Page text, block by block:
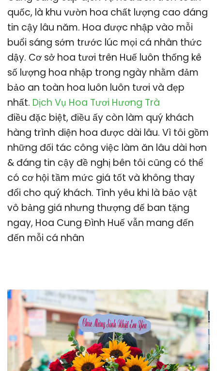
quốc, là khu vườn hoa chất lượng cao đáng
tin cậy lâu năm. Hoa được nhập vào mỗi
buổi sáng sớm trước lúc mọi cá nhân thức
dậy. Cơ sở hoa tươi trên Huế luôn thống kê
số lượng hoa nhập trong ngày nhằm đảm
bảo an toàn hoa luôn luôn tươi và đẹp
nhất. Dịch Vụ Hoa Tươi Hương Trà
điều đặc biệt, điều ấy còn làm quý khách
hàng trình diện hoa được dài lâu. Vì tôi gồm
những đối tác công việc làm ăn lâu dài hơn
& đáng tin cậy đề nghị bên tôi cũng có thể
có cơ hội tầm mức giá tốt và không thay
đổi cho quý khách. Tình yêu khi là bảo vật
vô bảng giá nhưng thượng đế ban tặng
ngay, Hoa Cung Đình Huế vẫn mang đến
đến mỗi cá nhân